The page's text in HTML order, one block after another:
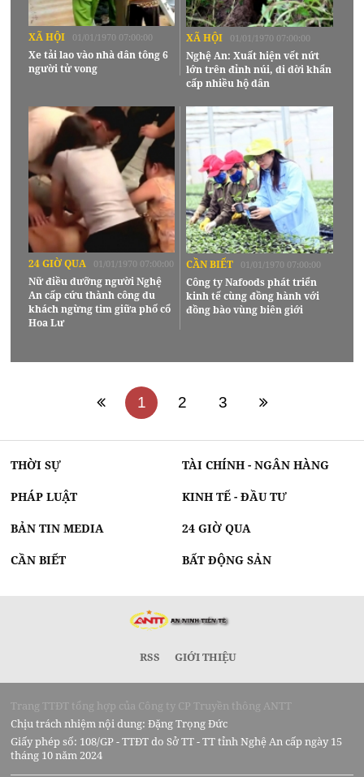
XÃ HỘI 01/01/1970 07:00:00
Xe tải lao vào nhà dân tông 6
người tử vong
XÃ HỘI 01/01/1970 07:00:00
Nghệ An: Xuất hiện vết nứt
lớn trên đỉnh núi, di dời khẩn
cấp nhiều hộ dân
24 GIỜ QUA 01/01/1970 07:00:00
Nữ điều dưỡng người Nghệ
An cấp cứu thành công du
khách ngừng tim giữa phố cổ
Hoa Lư
CẦN BIẾT 01/01/1970 07:00:00
Công ty Nafoods phát triển
kinh tế cùng đồng hành với
đồng bào vùng biên giới
1 2 3
THỜI SỰ TÀI CHÍNH - NGÂN HÀNG
PHÁP LUẬT KINH TẾ - ĐẦU TƯ
BẢN TIN MEDIA 24 GIỜ QUA
CẦN BIẾT BẤT ĐỘNG SẢN
RSS GIỚI THIỆU
Trang TTĐT tổng hợp của Công ty CP Truyền thông ANTT
Chịu trách nhiệm nội dung: Đặng Trọng Đức
Giấy phép số: 108/GP - TTĐT do Sở TT - TT tỉnh Nghệ An cấp ngày 15
tháng 10 năm 2024